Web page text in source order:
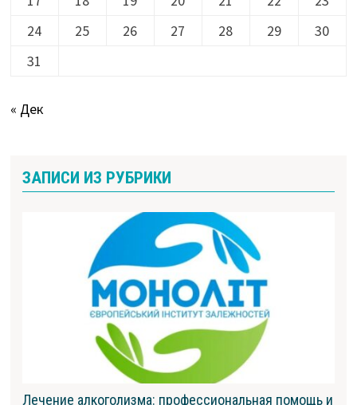
24
25 26 27 28 29
30
31
« Дек
ЗАПИСИ ИЗ РУБРИКИ
Лечение алкоголизма: профессиональная помощь и